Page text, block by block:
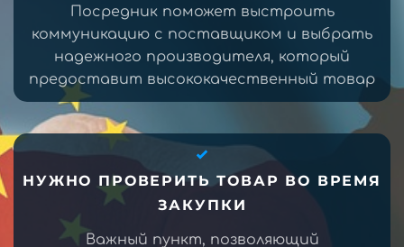
Посредник поможет выстроить
коммуникацию с поставщиком и выбрать
надежного производителя, который
предоставит высококачественный товар
НУЖНО ПРОВЕРИТЬ ТОВАР ВО ВРЕМЯ
ЗАКУПКИ
Важный пункт, позволяющий